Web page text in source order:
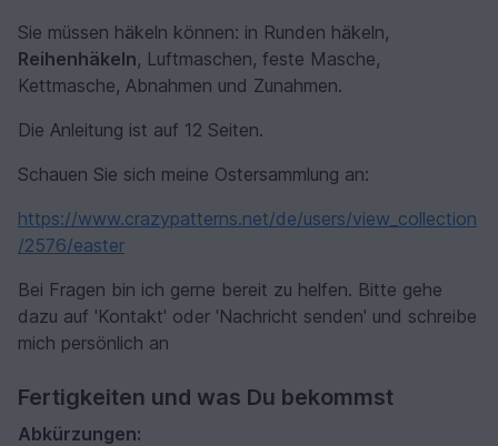
Sie müssen häkeln können: in Runden häkeln,
Reihenhäkeln, Luftmaschen, feste Masche,
Kettmasche, Abnahmen und Zunahmen.
Die Anleitung ist auf 12 Seiten.
Schauen Sie sich meine Ostersammlung an:
https://www.crazypatterns.net/de/users/view_collection
/2576/easter
Bei Fragen bin ich gerne bereit zu helfen. Bitte gehe
dazu auf 'Kontakt' oder 'Nachricht senden' und schreibe
mich persönlich an
Fertigkeiten und was Du bekommst
Abkürzungen: